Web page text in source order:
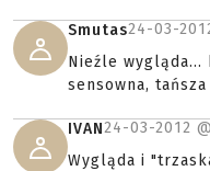
Smutas24-03-
Nieźle wygląda...
sensowna,
IVAN24-03-2012 @
Wygląda i